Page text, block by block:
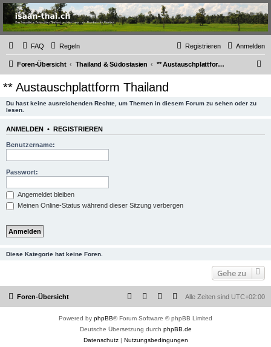
Thailand & Isaan Forum
- isaan-thai.ch
Das freundliche Forum über Thailand und den Isaan - von Membern für Member
FAQ Regeln Anmelden
Registrieren
Foren-Übersicht Thailand & Südostasien ** Austauschplattform Thailand
** Austauschplattform Thailand
Du hast keine ausreichenden Rechte, um Themen in diesem Forum zu sehen oder zu
lesen.
ANMELDEN • REGISTRIEREN
Benutzername:
Passwort:
Angemeldet bleiben
Meinen Online-Status während dieser Sitzung verbergen
Diese Kategorie hat keine Foren.
Gehe zu
Foren-Übersicht Alle Zeiten sind UTC+02:00
Powered by phpBB® Forum Software © phpBB Limited
Deutsche Übersetzung durch phpBB.de
Datenschutz| Nutzungsbedingungen